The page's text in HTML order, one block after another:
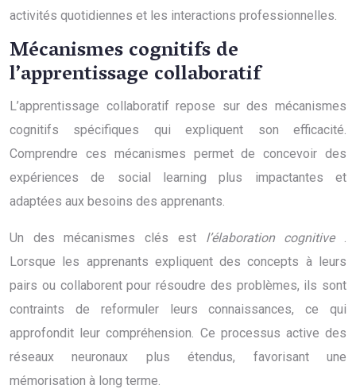
activités quotidiennes et les interactions professionnelles.
Mécanismes cognitifs de
l’apprentissage collaboratif
L’apprentissage collaboratif repose sur des mécanismes
cognitifs spécifiques qui expliquent son efficacité.
Comprendre ces mécanismes permet de concevoir des
expériences de social learning plus impactantes et
adaptées aux besoins des apprenants.
Un des mécanismes clés est l’élaboration cognitive .
Lorsque les apprenants expliquent des concepts à leurs
pairs ou collaborent pour résoudre des problèmes, ils sont
contraints de reformuler leurs connaissances, ce qui
approfondit leur compréhension. Ce processus active des
réseaux neuronaux plus étendus, favorisant une
mémorisation à long terme.